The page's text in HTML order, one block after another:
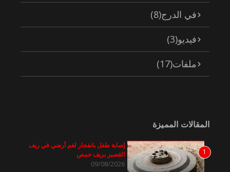
في الدرج(8)
فيديو(3)
ملفات(17)
المقالات المميزة
1
إصابة طفل بانفجار لغم أرضي في ريف
القصير بريف حمص
09/08/2026